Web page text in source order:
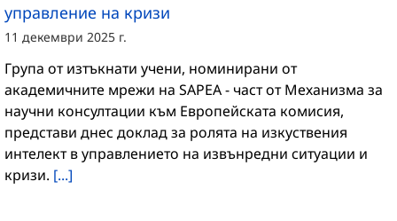
управление на кризи
11 декември 2025 г.
Група от изтъкнати учени, номинирани от
академичните мрежи на SAPEA - част от Механизма за
научни консултации към Европейската комисия,
представи днес доклад за ролята на изкуствения
интелект в управлението на извънредни ситуации и
кризи. [...]